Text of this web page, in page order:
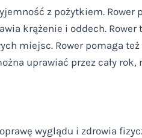
z pożytkiem.
krążenie i oddech.
miejsc. Rower pomaga
uprawiać przez cały
wyglądu i zdrowia